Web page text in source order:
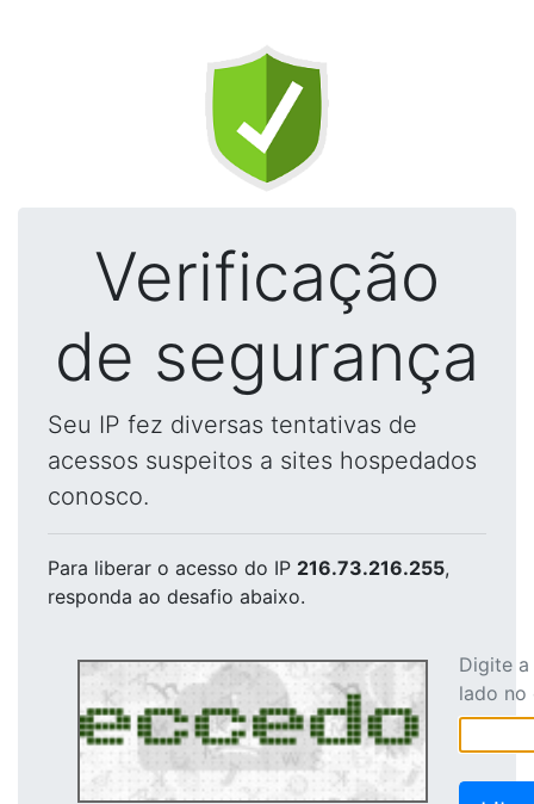
Verificação
de segurança
Seu IP fez diversas tentativas de
acessos suspeitos a sites hospedados
conosco.
Para liberar o acesso do IP 216.73.216.255,
responda ao desafio abaixo.
Digite
lado no